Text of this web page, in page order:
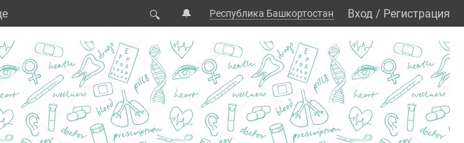
🔍 🔔 Республика Башкортостан Вход / Регистрация